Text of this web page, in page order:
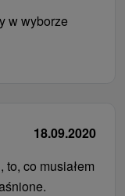
w wyborze
18.09.2020
co musiałem